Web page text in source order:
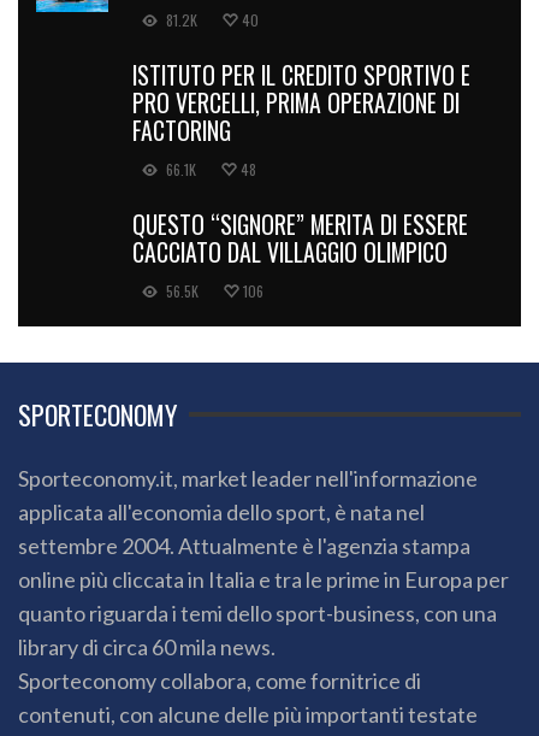
81.2K 40
ISTITUTO PER IL CREDITO SPORTIVO E
PRO VERCELLI, PRIMA OPERAZIONE DI
FACTORING
66.1K 48
QUESTO “SIGNORE” MERITA DI ESSERE
CACCIATO DAL VILLAGGIO OLIMPICO
56.5K 106
SPORTECONOMY
Sporteconomy.it, market leader nell'informazione
applicata all'economia dello sport, è nata nel
settembre 2004. Attualmente è l'agenzia stampa
online più cliccata in Italia e tra le prime in Europa per
quanto riguarda i temi dello sport-business, con una
library di circa 60 mila news.
Sporteconomy collabora, come fornitrice di
contenuti, con alcune delle più importanti testate